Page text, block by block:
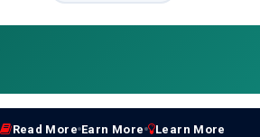
Read More Earn More Learn More